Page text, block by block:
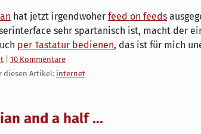
hat jetzt irgendwoher feed on feeds
sehr spartanisch ist, macht der
per Tastatur bedienen, das ist für mich
10 Kommentare
diesen Artikel: internet
and a half ...